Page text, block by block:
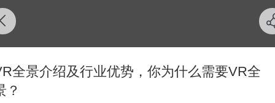
全景介绍及行业优势，你为什么需要VR全
？